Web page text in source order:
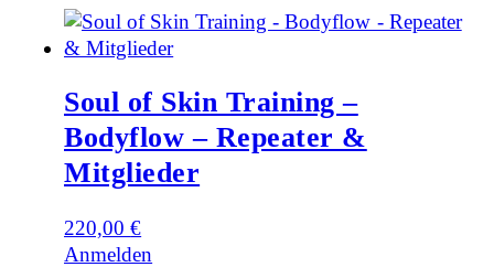
Soul of Skin Training –
Bodyflow – Repeater &
Mitglieder
220,00€
Anmelden